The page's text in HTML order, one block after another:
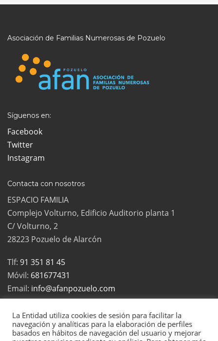
Asociación de Familias Numerosas de Pozuelo
Síguenos en:
Facebook
Twitter
Instagram
Contacta con nosotros
ESPACIO FAMILIA
Complejo Volturno, Edificio Auditorio planta 1
C/ Volturno, 2
28223 Pozuelo de Alarcón
Tlf: 91 351 81 45
Móvil: 681677431
Email: info@afanpozuelo.com
2022 Todos los derechos reservados | La Asociación de Familias
La Entidad utiliza cookies de sesión para facilitar la
navegación y analíticas para la elaboración de perfiles
basados en hábitos de navegación del usuario y mejorar